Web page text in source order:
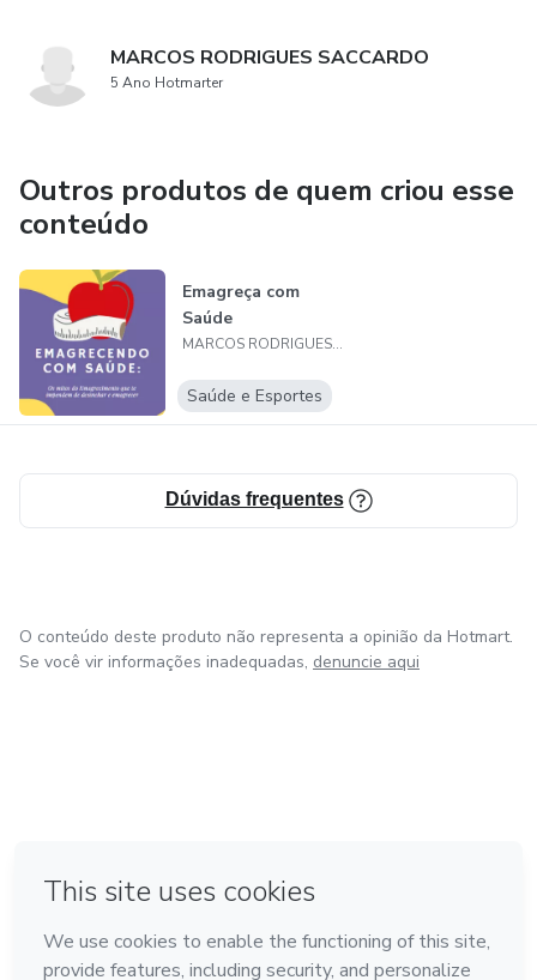
MARCOS RODRIGUES SACCARDO
5 Ano Hotmarter
Outros produtos de quem criou esse
conteúdo
Emagreça com
Saúde
MARCOS RODRIGUES SACCARDO
Saúde e Esportes
Dúvidas frequentes
O conteúdo deste produto não representa a opinião da Hotmart.
Se você vir informações inadequadas, denuncie aqui
Feito com ❤ em Bogotá